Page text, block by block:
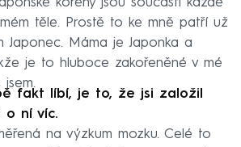
kořeny jsou součástí každé
těle. Prostě to ke mně patří už
Japonec. Máma je Japonka a
je to hluboce zakořeněné v mé
fakt líbí, je to, že jsi založil
o ní víc.
na výzkum mozku. Celé to